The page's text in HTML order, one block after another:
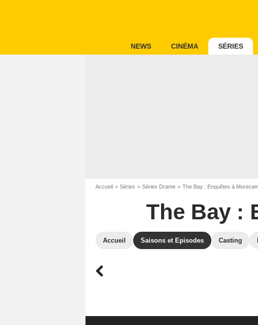
NEWS CINÉMA SÉRIES
Accueil Séries Séries Drame The Bay : Enquêtes à
The Bay :
Accueil Saisons et Episodes Casting